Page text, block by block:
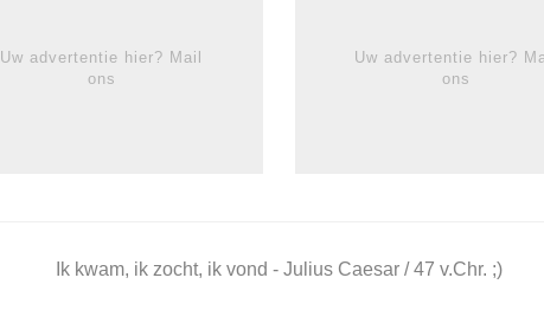
Uw advertentie hier? Mail
ons
Uw advertentie hier?
ons
Ik kwam, ik zocht, ik vond - Julius Caesar / 47 v.Chr. ;)